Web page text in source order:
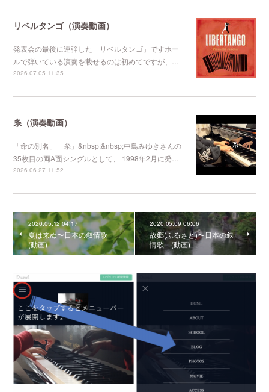
リベルタンゴ（演奏動画）
発表会の最後に連弾した「リベルタンゴ」ですホー
ルで弾いている演奏を載せるのは初めてですが、…
2026.07.05 11:35
糸（演奏動画）
「命の別名」「糸」&nbsp;&nbsp;中島みゆきさんの
35枚目の両A面シングルとして、 1998年2月に発…
2026.06.27 11:52
2020.05.12 04:17
夏は来ぬ〜日本の叙情歌
(動画)
2020.05.09 06:06
故郷(ふるさと)〜日本の叙
情歌 (動画)